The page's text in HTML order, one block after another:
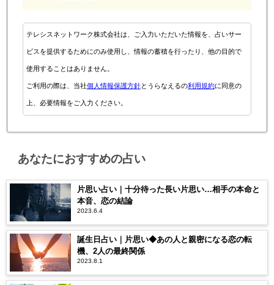
テレシスネットワーク株式会社は、ご入力いただいた情報を、占いサー
ビスを提供するためにのみ使用し、情報の蓄積を行ったり、他の目的で
使用することはありません。
ご利用の際は、当社個人情報保護方針とうらなえるの利用規約に同意の
上、必要情報をご入力ください。
あなたにおすすめの占い
片思い占い｜十分待った長い片思い…相手の本命と
本音、恋の結論
2023.6.4
誕生日占い｜片思い◆あの人と親密になる恋の転
機、2人の最終関係
2023.8.1